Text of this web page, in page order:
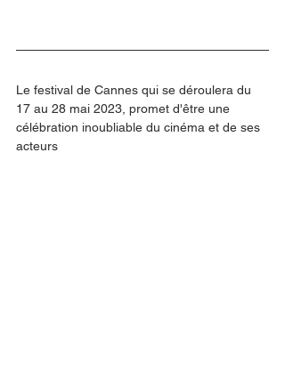
Le festival de Cannes qui se déroulera du
17 au 28 mai 2023, promet d'être une
célébration inoubliable du cinéma et de ses
acteurs